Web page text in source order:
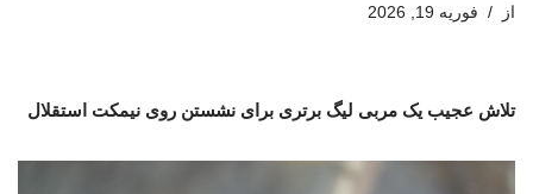
از فوریه 19, 2026
تلاش عجیب یک مربی لیگ برتری برای نشستن روی نیمکت استقلال